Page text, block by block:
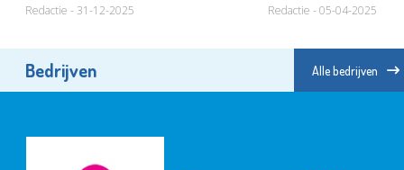
Redactie - 31-12-2025 Redactie - 05-04-2025
Bedrijven Alle bedrijven